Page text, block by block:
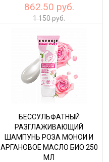
862.50 руб.
1 150 руб.
БЕССУЛЬФАТНЫЙ
РАЗГЛАЖИВАЮЩИЙ
ШАМПУНЬ РОЗА МОНОИ И
АРГАНОВОЕ МАСЛО БИО 250
МЛ